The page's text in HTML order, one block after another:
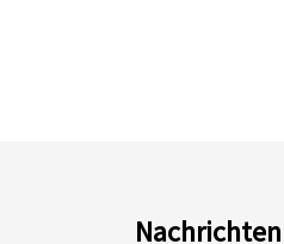
Nachrichten